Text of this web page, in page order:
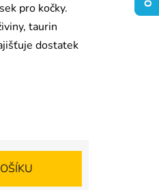
pro kočky.
taurin
dostatek